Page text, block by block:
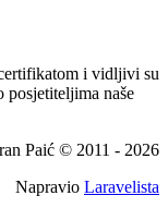
i vidljivi su
posjetiteljima naše
Paić © 2011 - 2026
Napravio Laravelista